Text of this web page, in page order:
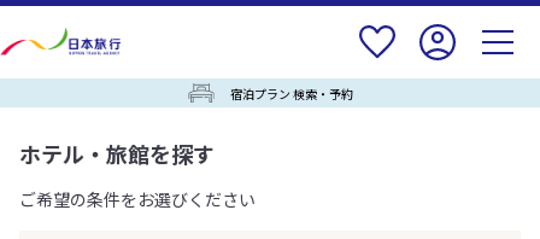
宿泊プラン 検索・予約
ホテル・旅館を探す
ご希望の条件をお選びください